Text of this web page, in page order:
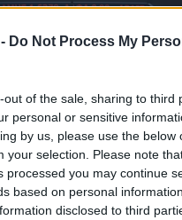
Do Not Process My
out of the sale, sharing to third
personal or sensitive
by us, please use the below
your selection. Please note
processed you may continue
based on personal
disclosed to third